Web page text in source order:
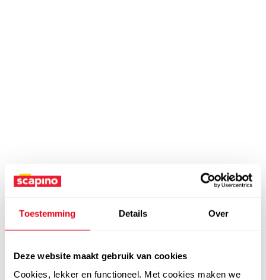
Toestemming Details Over
Deze website maakt gebruik van cookies
Cookies, lekker en functioneel. Met cookies maken we